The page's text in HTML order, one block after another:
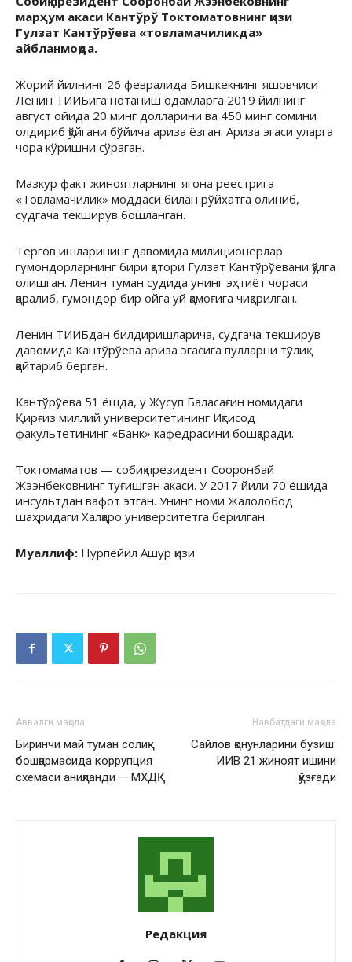
марҳум акаси Кантўрў Токтоматовнинг қизи
Гулзат Кантўрўева «товламачиликда»
айбланмоқда.
Жорий йилнинг 26 февралида Бишкекнинг яшовчиси
Ленин ТИИБига нотаниш одамларга 2019 йилнинг
август ойида 20 минг долларини ва 450 минг сомини
олдириб қўйгани бўйича ариза ёзган. Ариза эгаси уларга
чора кўришни сўраган.
Мазкур факт жиноятларнинг ягона реестрига
«Товламачилик» моддаси билан рўйхатга олиниб,
судгача текширув бошланган.
Тергов ишларининг давомида милиционерлар
гумондорларнинг бири қатори Гулзат Кантўрўевани қўлга
олишган. Ленин туман судида унинг эҳтиёт чораси
қаралиб, гумондор бир ойга уй қамоғига чиқарилган.
Ленин ТИИБдан билдиришларича, судгача текширув
давомида Кантўрўева ариза эгасига пулларни тўлиқ
қайтариб берган.
Кантўрўева 51 ёшда, у Жусуп Баласағин номидаги
Қирғиз миллий университетининг Иқтисод
факультетининг «Банк» кафедрасини бошқаради.
Токтомаматов — собиқ президент Сооронбай
Жээнбековнинг туғишган акаси. У 2017 йили 70 ёшида
инсультдан вафот этган. Унинг номи Жалолобод
шаҳридаги Халқаро университетга берилган.
Муаллиф: Нурпейил Ашур қизи
Аввалги мақола
Биринчи май туман солиқ
бошқармасида коррупция
схемаси аниқланди — МХДҚ
Навбатдаги мақола
Сайлов қонунларини бузиш:
ИИВ 21 жиноят ишини
қўзғади
Редакция